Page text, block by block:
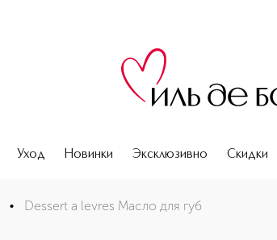
Уход Новинки Эксклюзивно Скидки
• Dessert a levres Масло для губ